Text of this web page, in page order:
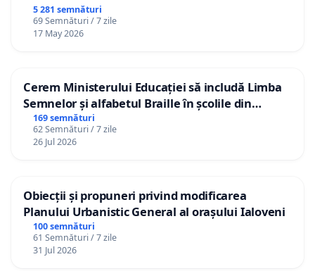
5 281 semnături
69 Semnături / 7 zile
17 May 2026
Cerem Ministerului Educației să includă Limba
Semnelor și alfabetul Braille în școlile din
Republica Moldova!
169 semnături
62 Semnături / 7 zile
26 Jul 2026
Obiecții și propuneri privind modificarea
Planului Urbanistic General al orașului Ialoveni
100 semnături
61 Semnături / 7 zile
31 Jul 2026